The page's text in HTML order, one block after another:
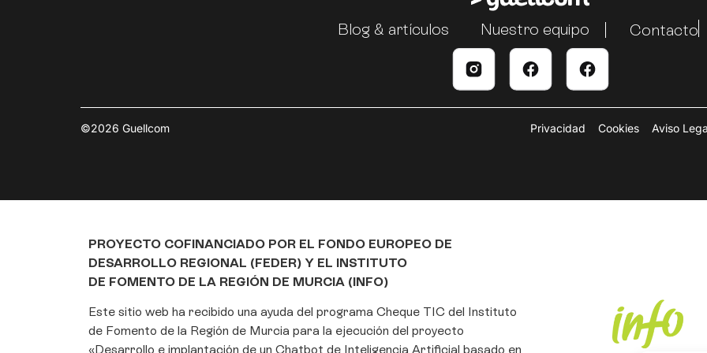
Blog & artículos Nuestro equipo Contacto
©2026 Guellcom Privacidad Cookies Aviso
PROYECTO COFINANCIADO POR EL FONDO EUROPEO DE
DESARROLLO REGIONAL (FEDER) Y EL INSTITUTO
DE FOMENTO DE LA REGIÓN DE MURCIA (INFO)
Este sitio web ha recibido una ayuda del programa Cheque TIC del Instituto
de Fomento de la Región de Murcia para la ejecución del proyecto
«Desarrollo e implantación de un Chatbot de Inteligencia Artificial basado en